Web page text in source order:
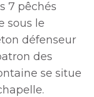
7 pêchés
sous le
défenseur
des
se situe